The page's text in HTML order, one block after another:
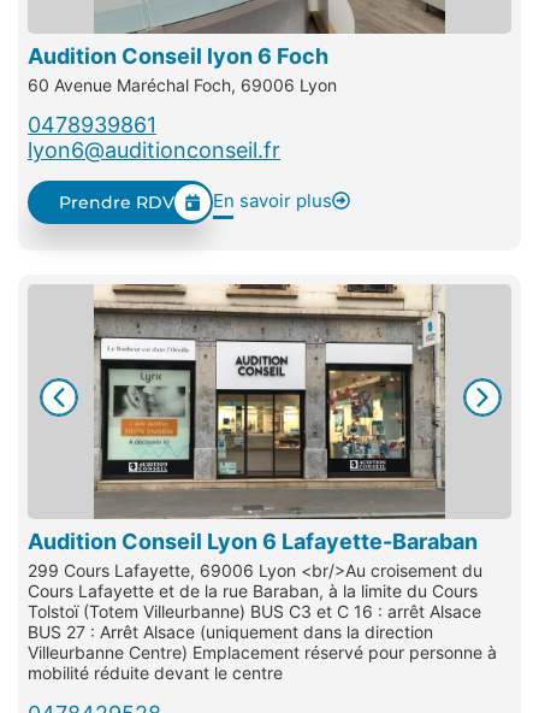
Audition Conseil lyon 6 Foch
60 Avenue Maréchal Foch, 69006 Lyon
0478939861
lyon6@auditionconseil.fr
Prendre RDV En savoir plus
Audition Conseil Lyon 6 Lafayette-Baraban
299 Cours Lafayette, 69006 Lyon <br/>Au croisement du
Cours Lafayette et de la rue Baraban, à la limite du Cours
Tolstoï (Totem Villeurbanne) BUS C3 et C 16 : arrêt Alsace
BUS 27 : Arrêt Alsace (uniquement dans la direction
Villeurbanne Centre) Emplacement réservé pour personne à
mobilité réduite devant le centre